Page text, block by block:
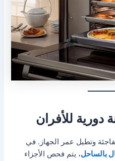
دورية للأفران
وتطيل عمر الجهاز. في
بالساحل، يتم فحص الأجزاء